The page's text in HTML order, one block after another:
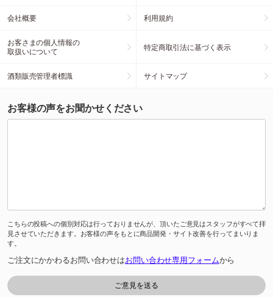
会社概要 利用規約
お客さまの個人情報の
取扱いについて
特定商取引法に基づく表示
酒類販売管理者標識 サイトマップ
お客様の声をお聞かせください
こちらの投稿への個別対応は行っておりませんが、頂いたご意見はスタッフがすべて拝
見させていただきます。お客様の声をもとに商品開発・サイト改善を行ってまいりま
す。
ご注文にかかわるお問い合わせはお問い合わせ専用フォームから